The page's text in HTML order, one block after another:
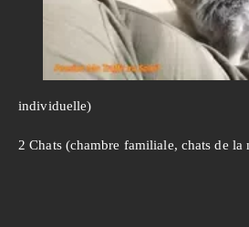
individuelle)
2 Chats (chambre familiale, chats de